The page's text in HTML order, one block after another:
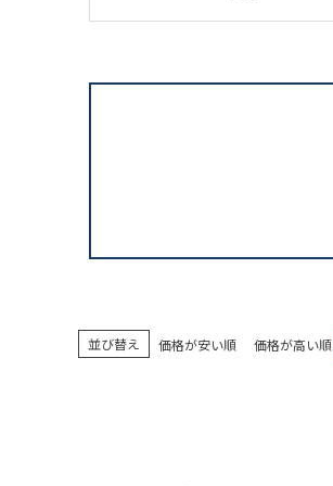
並び替え 価格が安い順 価格が高い順